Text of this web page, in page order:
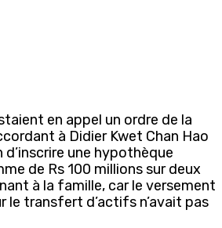
en appel un ordre de la
à Didier Kwet Chan Hao
d’inscrire une hypothèque
de Rs 100 millions sur deux
à la famille, car le versement
le transfert d’actifs n’avait pas